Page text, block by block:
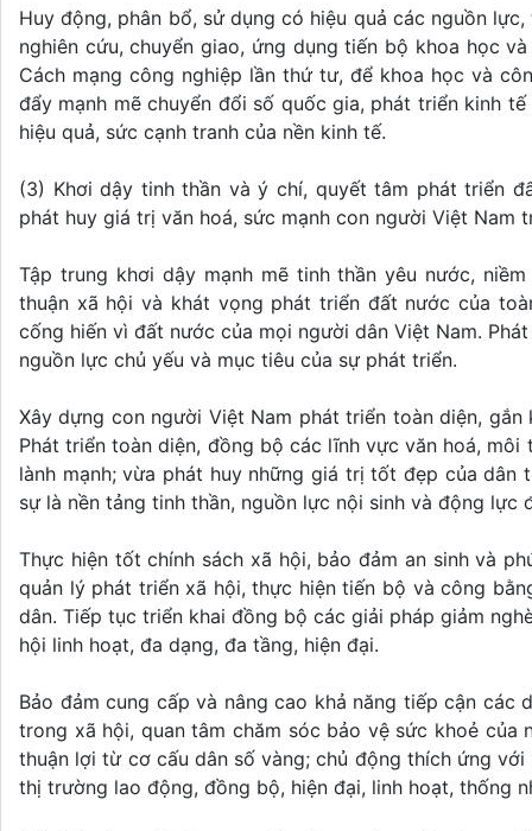
Huy động, phân bổ, sử dụng có hiệu quả các nguồn
nghiên cứu, chuyển giao, ứng dụng tiến bộ khoa học
Cách mạng công nghiệp lần thứ tư, để khoa học và
đẩy mạnh mẽ chuyển đổi số quốc gia, phát triển kinh
hiệu quả, sức cạnh tranh của nền kinh tế.
(3) Khơi dậy tinh thần và ý chí, quyết tâm phát triển
phát huy giá trị văn hoá, sức mạnh con người Việt
Tập trung khơi dậy mạnh mẽ tinh thần yêu nước,
thuận xã hội và khát vọng phát triển đất nước của
cống hiến vì đất nước của mọi người dân Việt Nam.
nguồn lực chủ yếu và mục tiêu của sự phát triển.
Xây dựng con người Việt Nam phát triển toàn diện,
Phát triển toàn diện, đồng bộ các lĩnh vực văn hoá,
lành mạnh; vừa phát huy những giá trị tốt đẹp của
sự là nền tảng tinh thần, nguồn lực nội sinh và động
Thực hiện tốt chính sách xã hội, bảo đảm an sinh và
quản lý phát triển xã hội, thực hiện tiến bộ và công
dân. Tiếp tục triển khai đồng bộ các giải pháp giảm
hội linh hoạt, đa dạng, đa tầng, hiện đại.
Bảo đảm cung cấp và nâng cao khả năng tiếp cận
trong xã hội, quan tâm chăm sóc bảo vệ sức khoẻ của
thuận lợi từ cơ cấu dân số vàng; chủ động thích ứng
thị trường lao động, đồng bộ, hiện đại, linh hoạt, thống